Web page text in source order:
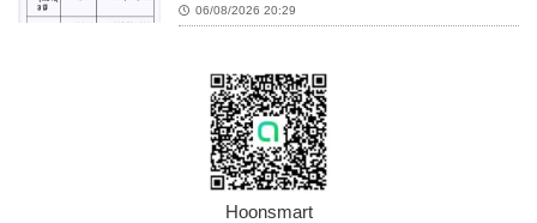
06/08/2026 20:29
Hoonsmart